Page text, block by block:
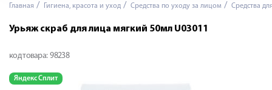
Главная Гигиена, красота и уход Средства по уходу за лицом Средства
Урьяж скраб для лица мягкий 50мл U03011
код товара: 98238
Яндекс Сплит